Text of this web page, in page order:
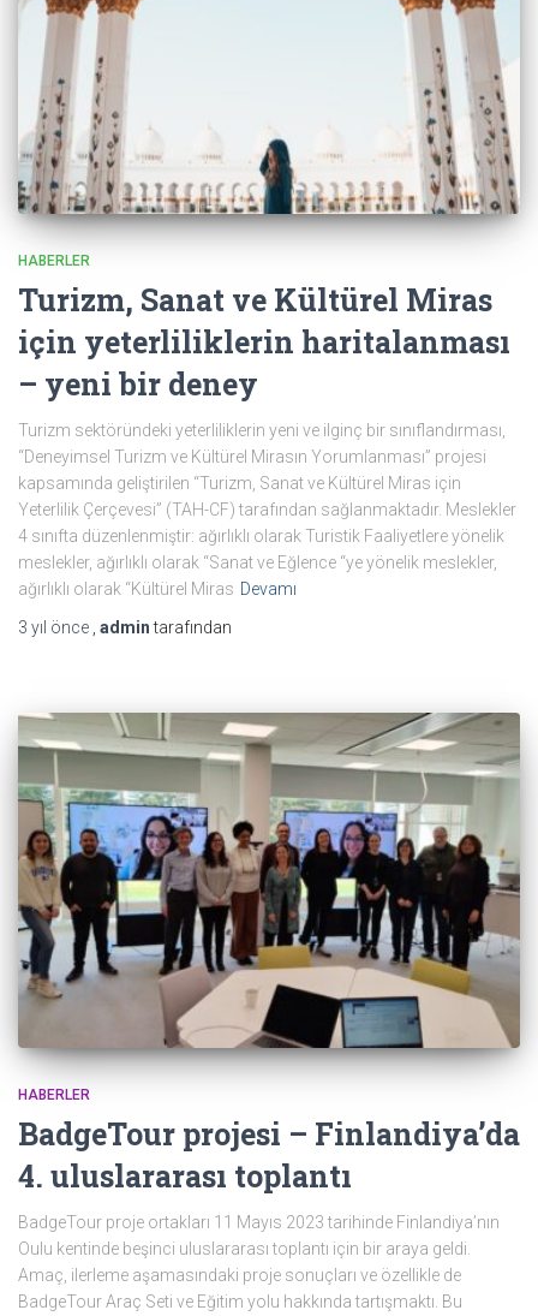
HABERLER
Turizm, Sanat ve Kültürel Miras
için yeterliliklerin haritalanması
– yeni bir deney
Turizm sektöründeki yeterliliklerin yeni ve ilginç bir sınıflandırması,
“Deneyimsel Turizm ve Kültürel Mirasın Yorumlanması” projesi
kapsamında geliştirilen “Turizm, Sanat ve Kültürel Miras için
Yeterlilik Çerçevesi” (TAH-CF) tarafından sağlanmaktadır. Meslekler
4 sınıfta düzenlenmiştir: ağırlıklı olarak Turistik Faaliyetlere yönelik
meslekler, ağırlıklı olarak “Sanat ve Eğlence “ye yönelik meslekler,
ağırlıklı olarak “Kültürel Miras Devamı
3 yıl önce admintarafından
HABERLER
BadgeTour projesi – Finlandiya’da
4. uluslararası toplantı
BadgeTour proje ortakları 11 Mayıs 2023 tarihinde Finlandiya’nın
Oulu kentinde beşinci uluslararası toplantı için bir araya geldi.
Amaç, ilerleme aşamasındaki proje sonuçları ve özellikle de
BadgeTour Araç Seti ve Eğitim yolu hakkında tartışmaktı. Bu